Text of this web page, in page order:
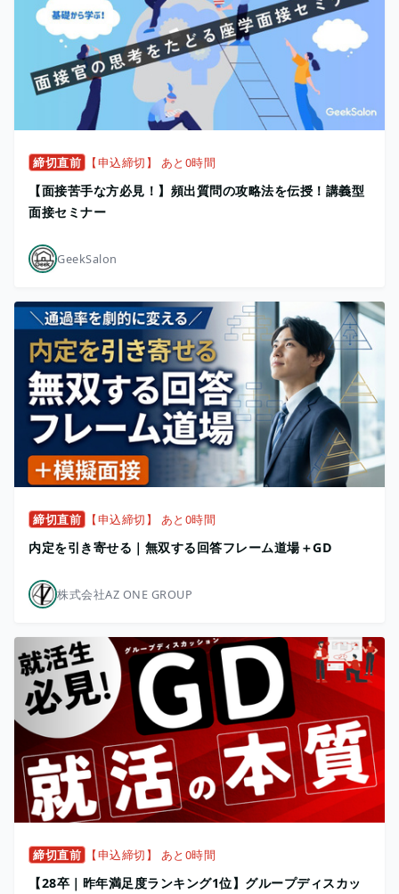
締切直前 【申込締切】 あと0時間
【面接苦手な方必見！】頻出質問の攻略法を伝授！講義型
面接セミナー
GeekSalon
締切直前 【申込締切】 あと0時間
内定を引き寄せる｜無双する回答フレーム道場＋GD
株式会社AZ ONE GROUP
締切直前 【申込締切】 あと0時間
【28卒｜昨年満足度ランキング1位】グループディスカッ